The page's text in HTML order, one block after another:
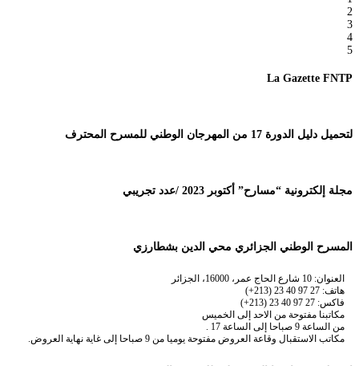
2
3
4
5
La Gazette FNTP
لتحميل دليل الدورة 17 من المهرجان الوطني للمسرح المحترف
مجلة إلكترونية “مسارح” أكتوبر 2023 /عدد تجريبي
المسرح الوطني الجزائري محي الدين بشطارزي
العنوان: 10 شارع الحاج عمر، 16000، الجزائر
هاتف: 27 97 40 23 (213+)
فاكس: 27 97 40 23 (213+)
مكاتبنا مفتوحة من الاحد إلى الخميس
من الساعة 9 صباحا إلى الساعة 17 .
مكاتب الاستقبال وقاعة العروض مفتوحة يوميا من 9 صباحا إلى غاية نهاية العروض.